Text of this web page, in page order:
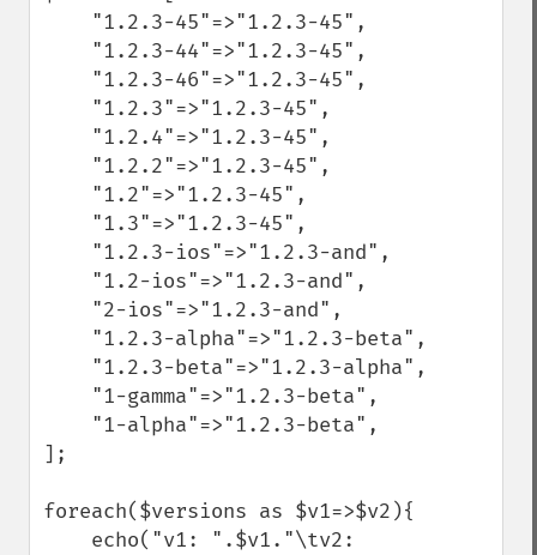
];
foreach($versions as $v1=>$v2){